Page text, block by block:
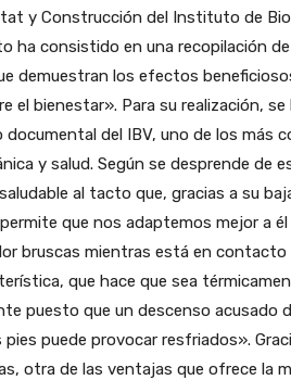
y Construcción del Instituto de
ha consistido en una recopilación
demuestran los efectos
el bienestar». Para su realización,
del IBV, uno de los más
y salud. Según se desprende de
al tacto que, gracias a su
que nos adaptemos mejor a él
bruscas mientras está en contacto
que hace que sea
puesto que un descenso acusado
puede provocar resfriados».
otra de las ventajas que ofrece la